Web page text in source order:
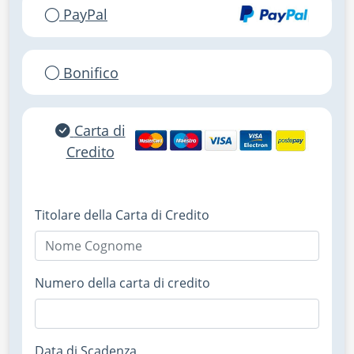
PayPal
Bonifico
Carta di
Credito
Titolare della Carta di Credito
Numero della carta di credito